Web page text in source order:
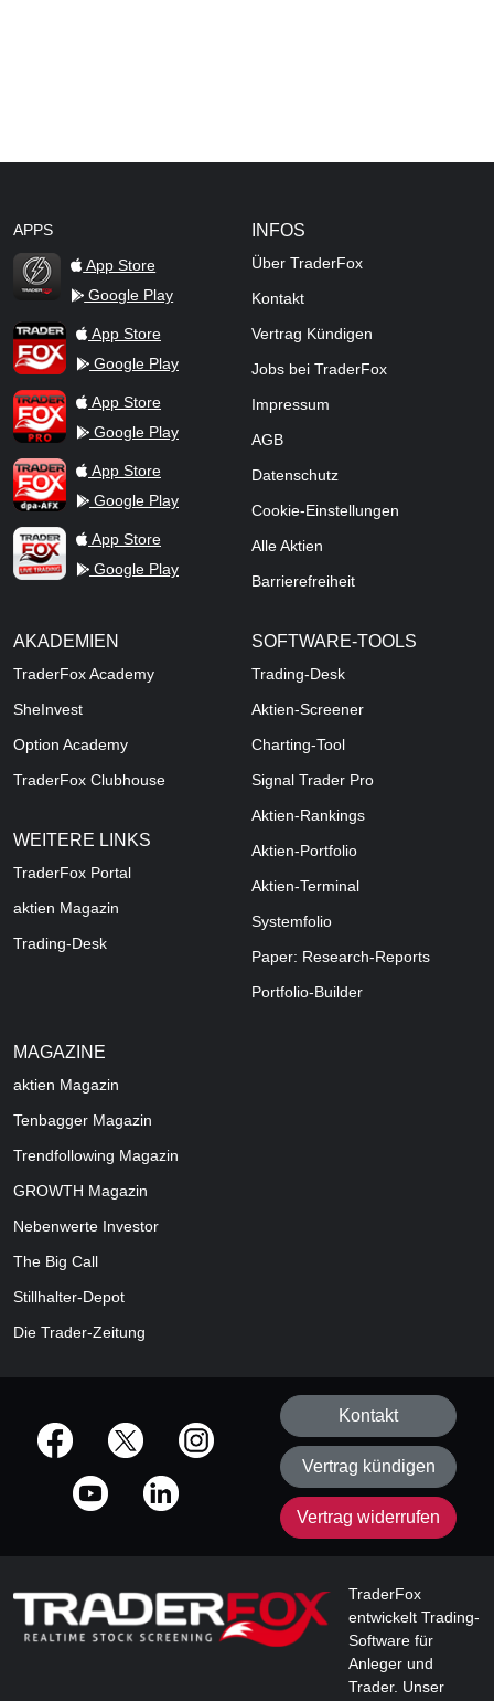
APPS
TraderFox Flash
App Store
Google Play
TraderFox AppApp Store
Google Play
TraderFox ProApp Store
Google Play
TraderFox dpa-AFX ProFeed
App Store
Google Play
TraderFox Live Trading
App Store
Google Play
INFOS
Über TraderFox
Kontakt
Vertrag Kündigen
Jobs bei TraderFox
Impressum
AGB
Datenschutz
Cookie-Einstellungen
Alle Aktien
Barrierefreiheit
AKADEMIEN
TraderFox Academy
SheInvest
Option Academy
TraderFox Clubhouse
WEITERE LINKS
TraderFox Portal
aktien Magazin
Trading-Desk
SOFTWARE-TOOLS
Trading-Desk
Aktien-Screener
Charting-Tool
Signal Trader Pro
Aktien-Rankings
Aktien-Portfolio
Aktien-Terminal
Systemfolio
Paper: Research-Reports
Portfolio-Builder
MAGAZINE
aktien Magazin
Tenbagger Magazin
Trendfollowing Magazin
GROWTH Magazin
Nebenwerte Investor
The Big Call
Stillhalter-Depot
Die Trader-Zeitung
offizielle Social Media-Accounts
Kontakt
Vertrag kündigen
Vertrag widerrufen
TraderFox
entwickelt Trading-
Software für
Anleger und
Trader. Unser